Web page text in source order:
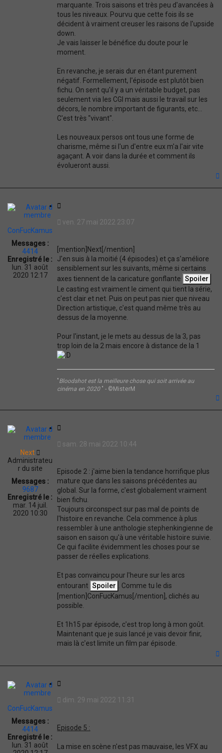
marquante. Trois saisons et très peu d'avancées à
tous les niveaux. Pourvu que cette fois ils se
décident à vraiment creuser les raisons de l'upside
down.
Je vais laisser le bénéfice du doute pour le
moment.
En revanche, je serais dur en étant purement
négatif. Formellement, l'épisode est plutôt bien
fichu. On sent qu'il y a un véritable budget, pas
seulement via les CGI mais aussi le travail sur les
décors, le nombre important de figurants, etc...
C'est très "vivant".
Les nouveaux persos ont tous une forme de
charisme, même si l'un d'entre eux m'a l'air vite
agaçant. A voir dans la durée et comment ils
évolueront aussi.
ConFucKamus
Messages :
4414
Enregistré le :
lun. 31 août
2020 12:17
t
i
ven. 27 mai 2022 23:07
[mention]Next[/mention]
J'en suis à la moitié (4 épisodes) et ça s'améliore
sensiblement sur les suivants, même si certains
axes tiennent de la caricature gonflante
Le casting est vraiment le ciment qui tient la série,
c'est clair et net. Puis on peut pas nier que niveau
Direction artistique, c'est quand même très au
dessus de la moyenne.
Pour l'instant, je le mets au dessus de la 3, pas
trop loin de la 2 mais encore à distance de la 1
"Bloodshot est la meilleure chose qui soit arrivée au
cinéma en 2020 " - ©MisterM
Next
Administrateu
r du site
Messages :
9687
Enregistré le :
mar. 14 juil.
2020 10:30
t
i
o
n
sam. 28 mai 2022 10:44
Episode 2 : j'aime bien la tendance horrifique plus
mature que dans les saisons précédentes au
global. Sur la forme, c'est globalement vraiment
bien fichu.
Toujours circonspect sur pas mal de points de
l'histoire en revanche. Cela commence à plus
ressembler à une anthologie stephenkingienne de
saison en saison qu'à une véritable histoire suivie.
Ce qui facilite évidemment les choses pour se
passer de réelles explications.
Et pas convaincu pour l'heure sur les arcs
entourant
. Comme tu le dis
[mention]ConFucKamus[/mention], clichés au
possible.
Et 1h15 par épisode, c'est trop long à mon goût.
Maintenant que je suis lancé je vais devoir finir,
mais là c'est limite un film par épisode.
ConFucKamus
Messages :
4414
Enregistré le :
lun. 31 août
t
i
dim. 29 mai 2022 11:31
Episode 5 :
La mise en scène n'est pas mauvaise, les VFX au